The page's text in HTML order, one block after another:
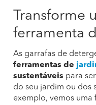
Transforme
ferramenta
As garrafas de
ferramentas de
sustentáveis para
do seu jardim ou dos
exemplo, vemos